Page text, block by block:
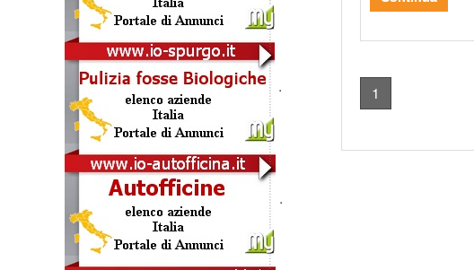
.
.
1